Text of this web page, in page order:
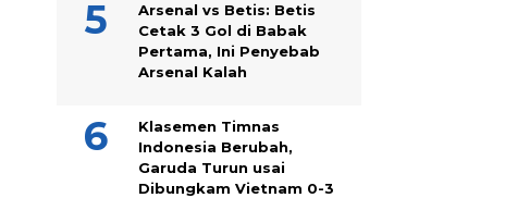
Arsenal vs Betis: Betis
Cetak 3 Gol di Babak
Pertama, Ini Penyebab
Arsenal Kalah
Klasemen Timnas
Indonesia Berubah,
Garuda Turun usai
Dibungkam Vietnam 0-3